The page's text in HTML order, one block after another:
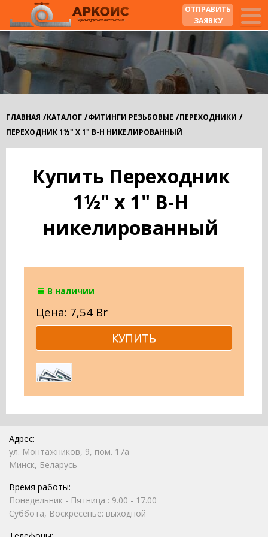
ОТПРАВИТЬ
ЗАЯВКУ
ГЛАВНАЯ /КАТАЛОГ /ФИТИНГИ РЕЗЬБОВЫЕ /ПЕРЕХОДНИКИ /
ПЕРЕХОДНИК 1½" X 1" В-Н НИКЕЛИРОВАННЫЙ
Купить Переходник
1½" x 1" В-Н
никелированный
В наличии
Цена: 7,54 Br
Адрес:
ул. Монтажников, 9, пом. 17а
Минск, Беларусь
Время работы:
Понедельник - Пятница : 9.00 - 17.00
Суббота, Воскресенье: выходной